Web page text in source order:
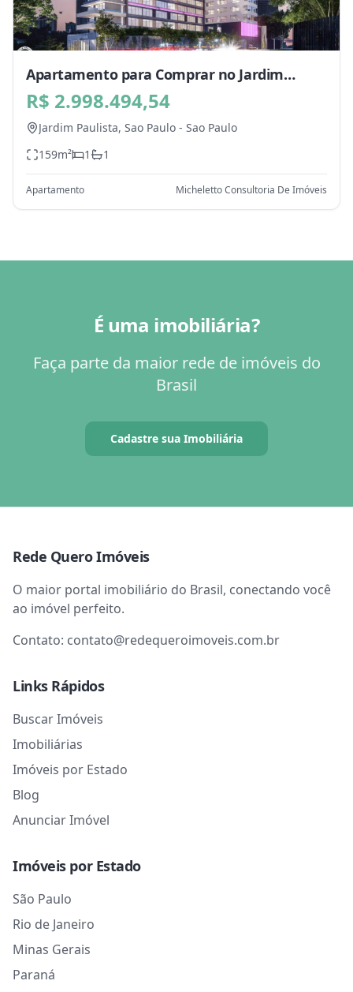
Apartamento para Comprar no Jardim
Paulista, Sao Paulo - SP
R$ 2.998.494,54
Jardim Paulista, Sao Paulo - Sao Paulo
159m² 1 1
Apartamento Micheletto Consultoria De Imóveis
É uma imobiliária?
Faça parte da maior rede de imóveis do
Brasil
Cadastre sua Imobiliária
Rede Quero Imóveis
O maior portal imobiliário do Brasil, conectando você
ao imóvel perfeito.
Contato: contato@redequeroimoveis.com.br
Links Rápidos
Buscar Imóveis
Imobiliárias
Imóveis por Estado
Blog
Anunciar Imóvel
Imóveis por Estado
São Paulo
Rio de Janeiro
Minas Gerais
Paraná